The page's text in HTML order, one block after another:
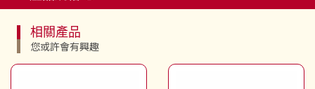
相關產品
您或許會有興趣